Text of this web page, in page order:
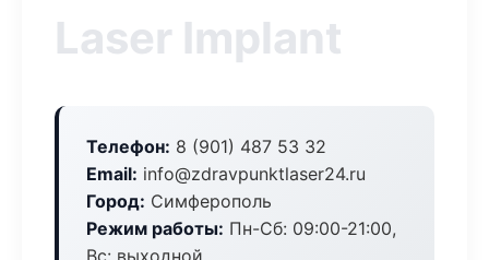
Laser Implant
Телефон: 8 (901) 487 53 32
Email: info@zdravpunktlaser24.ru
Город: Симферополь
Режим работы: Пн-Сб: 09:00-21:00,
Вс: выходной